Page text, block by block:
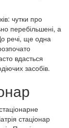
чутки про
перебільшені, а
речі, ще одна
вдасться
засобів.
стаціонар